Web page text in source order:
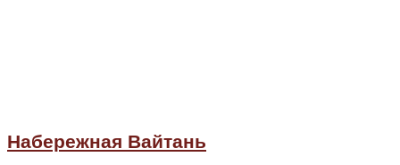
Набережная Вайтань